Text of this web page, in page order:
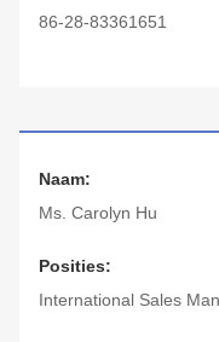
86-28-83361651
Naam:
Ms. Carolyn Hu
Posities:
International Sales